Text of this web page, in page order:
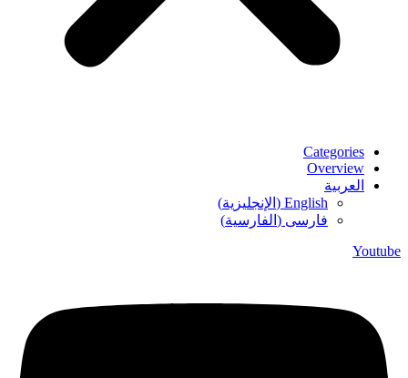
Categories
Overview
العربية
English
( الإنجليزية)
فارسی ( الفارسية)
Youtube